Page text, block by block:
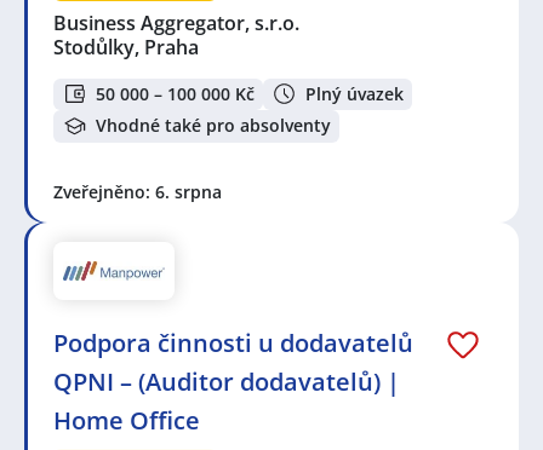
Business Aggregator, s.r.o.
Stodůlky, Praha
50 000 – 100 000 Kč
Plný úvazek
Vhodné také pro absolventy
Zveřejněno: 6. srpna
Podpora činnosti u dodavatelů
QPNI – (Auditor dodavatelů) |
Home Office